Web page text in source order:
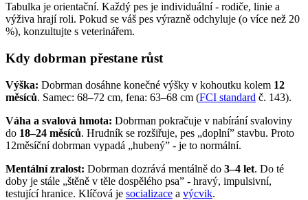
Tabulka je orientační. Každý pes je individuální - rodiče, linie a
výživa hrají roli. Pokud se váš pes výrazně odchyluje (o více než 20
%), konzultujte s veterinářem.
Kdy dobrman přestane růst
Výška: Dobrman dosáhne konečné výšky v kohoutku kolem 12
měsíců. Samec: 68–72 cm, fena: 63–68 cm (FCI standard č. 143).
Váha a svalová hmota: Dobrman pokračuje v nabírání svaloviny
do 18–24 měsíců. Hrudník se rozšiřuje, pes „doplní” stavbu. Proto
12měsíční dobrman vypadá „hubený” - je to normální.
Mentální zralost: Dobrman dozrává mentálně do 3–4 let. Do té
doby je stále „štěně v těle dospělého psa” - hravý, impulsivní,
testující hranice. Klíčová je socializace a výcvik.